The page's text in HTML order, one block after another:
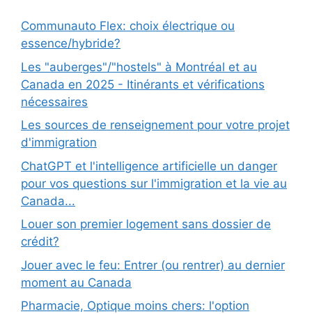
Communauto Flex: choix électrique ou
essence/hybride?
Les "auberges"/"hostels" à Montréal et au
Canada en 2025 - Itinérants et vérifications
nécessaires
Les sources de renseignement pour votre projet
d'immigration
ChatGPT et l'intelligence artificielle un danger
pour vos questions sur l'immigration et la vie au
Canada...
Louer son premier logement sans dossier de
crédit?
Jouer avec le feu: Entrer (ou rentrer) au dernier
moment au Canada
Pharmacie, Optique moins chers: l'option